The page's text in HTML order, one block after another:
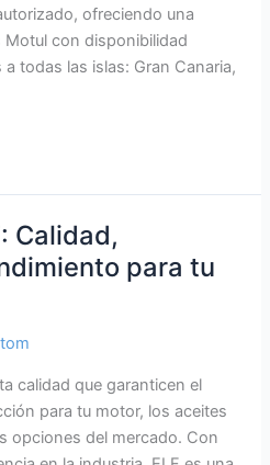
ofreciendo una
con disponibilidad
todas las islas: Gran Canaria,
Calidad,
para tu
calidad que garanticen el
para tu motor, los aceites
opciones del mercado. Con